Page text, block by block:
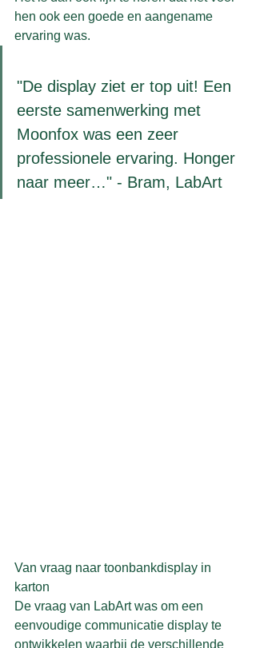
hen ook een goede en aangename
ervaring was.
"De display ziet er top uit! Een
eerste samenwerking met
Moonfox was een zeer
professionele ervaring. Honger
naar meer…" - Bram, LabArt
Van vraag naar toonbankdisplay in
karton
De vraag van LabArt was om een
eenvoudige communicatie display te
ontwikkelen waarbij de verschillende